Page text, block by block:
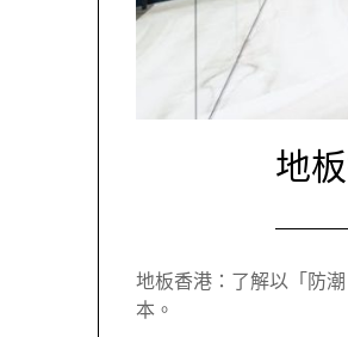
地
地板香港：了解以「防
本。